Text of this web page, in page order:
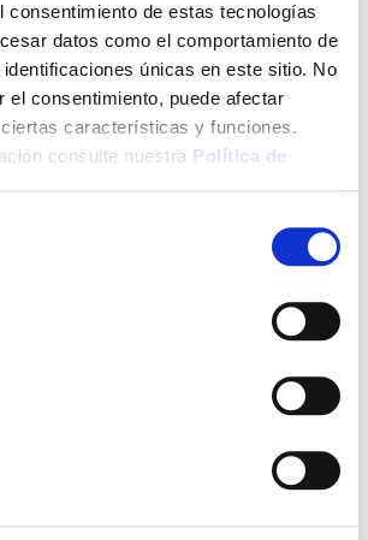
consentimiento de estas tecnologías
datos como el comportamiento de
únicas en este sitio. No
el consentimiento, puede afectar
características y funciones.
consulte nuestra Política de
gratis
Envío a domicilio:
5 días hábiles
+ INFO